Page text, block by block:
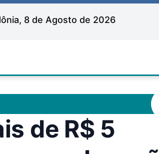
8 de Agosto de 2026
de R$ 5